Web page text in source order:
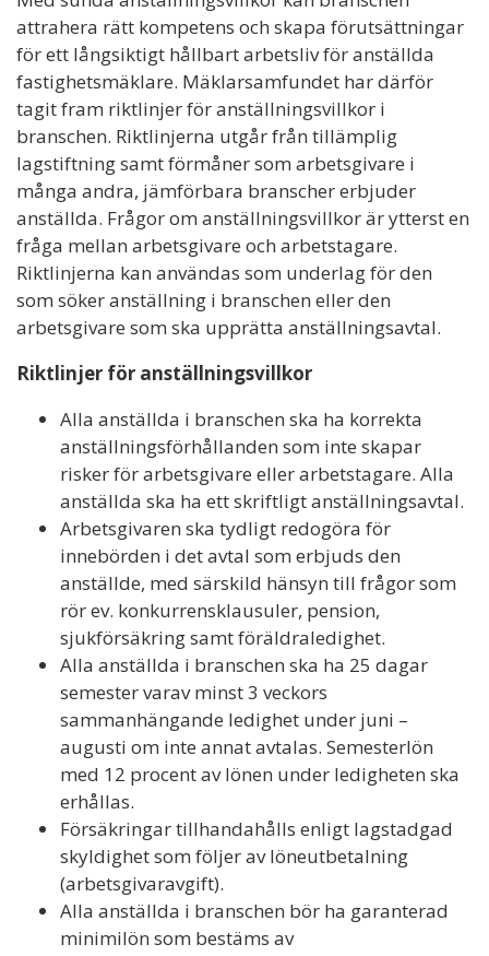
attrahera rätt kompetens och skapa förutsättningar
för ett långsiktigt hållbart arbetsliv för anställda
fastighetsmäklare. Mäklarsamfundet har därför
tagit fram riktlinjer för anställningsvillkor i
branschen. Riktlinjerna utgår från tillämplig
lagstiftning samt förmåner som arbetsgivare i
många andra, jämförbara branscher erbjuder
anställda. Frågor om anställningsvillkor är ytterst en
fråga mellan arbetsgivare och arbetstagare.
Riktlinjerna kan användas som underlag för den
som söker anställning i branschen eller den
arbetsgivare som ska upprätta anställningsavtal.
Riktlinjer för anställningsvillkor
Alla anställda i branschen ska ha korrekta
anställningsförhållanden som inte skapar
risker för arbetsgivare eller arbetstagare. Alla
anställda ska ha ett skriftligt anställningsavtal.
Arbetsgivaren ska tydligt redogöra för
innebörden i det avtal som erbjuds den
anställde, med särskild hänsyn till frågor som
rör ev. konkurrensklausuler, pension,
sjukförsäkring samt föräldraledighet.
Alla anställda i branschen ska ha 25 dagar
semester varav minst 3 veckors
sammanhängande ledighet under juni –
augusti om inte annat avtalas. Semesterlön
med 12 procent av lönen under ledigheten ska
erhållas.
Försäkringar tillhandahålls enligt lagstadgad
skyldighet som följer av löneutbetalning
(arbetsgivaravgift).
Alla anställda i branschen bör ha garanterad
minimilön som bestäms av